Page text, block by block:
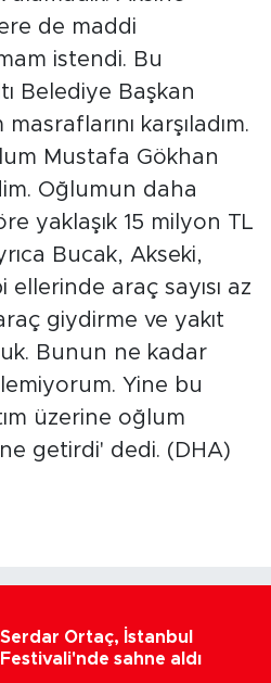
de maddi
istendi. Bu
Belediye Başkan
karşıladım.
Mustafa Gökhan
Oğlumun daha
yaklaşık 15 milyon TL
Bucak, Akseki,
ellerinde araç sayısı az
giydirme ve yakıt
Bunun ne kadar
Yine bu
üzerine oğlum
getirdi' dedi. (DHA)
Serdar Ortaç, İstanbul
Festivali'nde sahne aldı